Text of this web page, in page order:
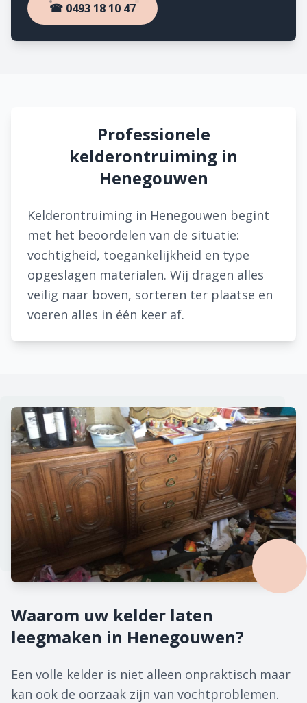
☎ 0493 18 10 47
Professionele
kelderontruiming in
Henegouwen
Kelderontruiming in Henegouwen begint
met het beoordelen van de situatie:
vochtigheid, toegankelijkheid en type
opgeslagen materialen. Wij dragen alles
veilig naar boven, sorteren ter plaatse en
voeren alles in één keer af.
Waarom uw kelder laten
leegmaken in Henegouwen?
Een volle kelder is niet alleen onpraktisch maar
kan ook de oorzaak zijn van vochtproblemen.